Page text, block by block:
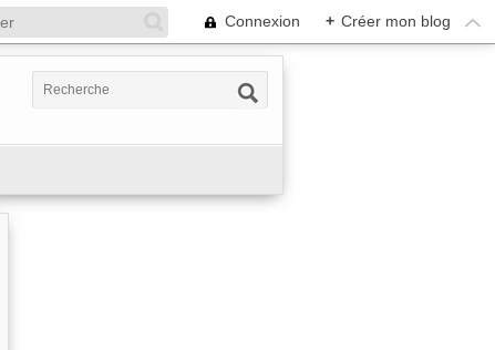
Connexion + Créer mon blog